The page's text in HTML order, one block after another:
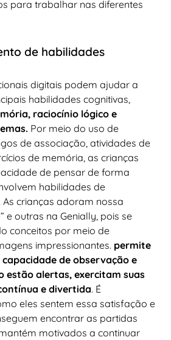
para trabalhar nas diferentes
de habilidades
digitais podem ajudar a
habilidades cognitivas,
raciocínio lógico e
Por meio do uso de
de associação, atividades de
de memória, as crianças
de pensar de forma
habilidades de
crianças adoram nossa
e outras na Genially, pois se
conceitos por meio de
impressionantes. permite
de observação e
estão alertas, exercitam suas
e divertida. É
eles sentem essa satisfação e
encontrar as partidas
motivados a continuar